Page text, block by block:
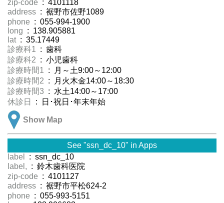
zip-code : 4101118
address : 裾野市佐野1089
phone : 055-994-1900
long : 138.905881
lat : 35.17449
診療科1 : 歯科
診療科2 : 小児歯科
診療時間1 : 月～土9:00～12:00
診療時間2 : 月火木金14:00～18:30
診療時間3 : 水土14:00～17:00
休診日
: 日･祝日･年末年始
Show Map
See "ssn_dc_10" in Apps
label
: ssn_dc_10
label, : 鈴木歯科医院
zip-code : 4101127
address : 裾野市平松624-2
phone : 055-993-5151